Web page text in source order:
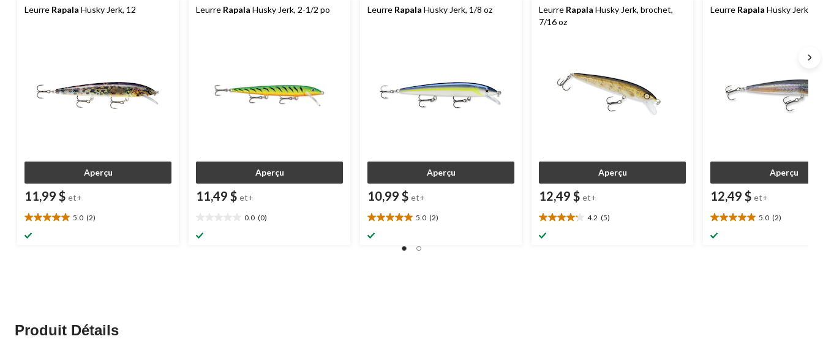
Leurre Rapala Husky Jerk, 12
Aperçu
11,99 $ et+
5.0 (2)
5.0
étoile(s)
Leurre Rapala Husky Jerk, 2-1/2 po
Aperçu
11,49 $ et+
0.0 (0)
étoile(s)
Leurre Rapala Husky Jerk, 1/8 oz
Aperçu
10,99 $ et+
5.0 (2)
5.0
étoile(s)
Leurre Rapala Husky Jerk, brochet,
7/16 oz
Aperçu
12,49 $ et+
4.2 (5)
4.2
étoile(s)
Leurre Rapala Husky Jerk, 5
Aperçu
12,49 $ et+
5.0 (2)
5.0
étoile(s)
Produit Détails